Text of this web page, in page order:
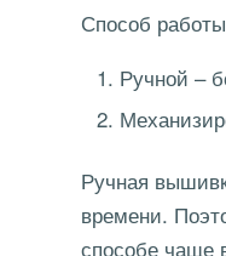
Способ
Ручной –
Ручная
времени.
способе чаще